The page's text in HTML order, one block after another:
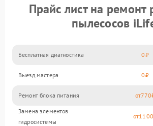
Прайс лист на ремонт
пылесосов
Бесплатная диагностика 0
Выезд мастера 0
Ремонт блока питания 770
Замена элементов
гидросистемы
1100